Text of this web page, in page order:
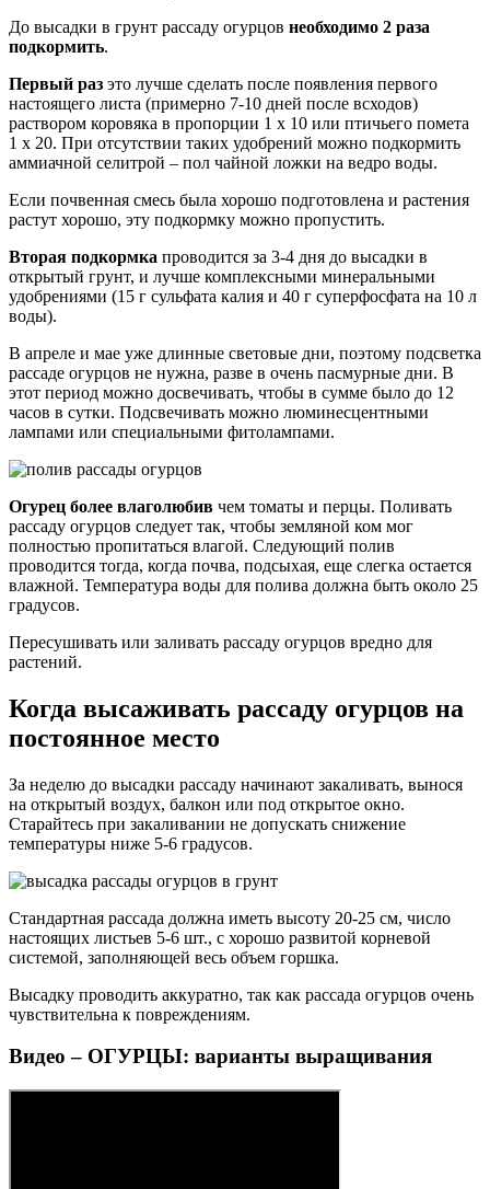
До высадки в грунт рассаду огурцов необходимо 2 раза
подкормить.
Первый раз это лучше сделать после появления первого
настоящего листа (примерно 7-10 дней после всходов)
раствором коровяка в пропорции 1 х 10 или птичьего помета
1 х 20. При отсутствии таких удобрений можно подкормить
аммиачной селитрой – пол чайной ложки на ведро воды.
Если почвенная смесь была хорошо подготовлена и растения
растут хорошо, эту подкормку можно пропустить.
Вторая подкормка проводится за 3-4 дня до высадки в
открытый грунт, и лучше комплексными минеральными
удобрениями (15 г сульфата калия и 40 г суперфосфата на 10 л
воды).
В апреле и мае уже длинные световые дни, поэтому подсветка
рассаде огурцов не нужна, разве в очень пасмурные дни. В
этот период можно досвечивать, чтобы в сумме было до 12
часов в сутки. Подсвечивать можно люминесцентными
лампами или специальными фитолампами.
Огурец более влаголюбив чем томаты и перцы. Поливать
рассаду огурцов следует так, чтобы земляной ком мог
полностью пропитаться влагой. Следующий полив
проводится тогда, когда почва, подсыхая, еще слегка остается
влажной. Температура воды для полива должна быть около 25
градусов.
Пересушивать или заливать рассаду огурцов вредно для
растений.
Когда высаживать рассаду огурцов на
постоянное место
За неделю до высадки рассаду начинают закаливать, вынося
на открытый воздух, балкон или под открытое окно.
Старайтесь при закаливании не допускать снижение
температуры ниже 5-6 градусов.
Стандартная рассада должна иметь высоту 20-25 см, число
настоящих листьев 5-6 шт., с хорошо развитой корневой
системой, заполняющей весь объем горшка.
Высадку проводить аккуратно, так как рассада огурцов очень
чувствительна к повреждениям.
Видео – ОГУРЦЫ: варианты выращивания